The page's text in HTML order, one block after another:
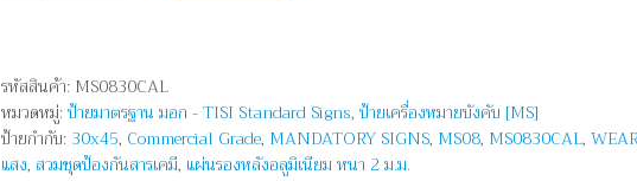
สาร
เคมี
-
WEAR
รหัสสินค้า: MS0830CAL
หมวดหมู่:ป้ายมาตรฐาน มอก - TISI Standard Signs, ป้ายเครื่องหมายบังคับ [MS]
ป้ายกำกับ: 30x45, Commercial Grade, MANDATORY SIGNS, MS08, MS0830CAL,
แสง, สวมชุดป้องกันสารเคมี, แผ่นรองหลังอลูมิเนียม หนา 2 ม.ม.